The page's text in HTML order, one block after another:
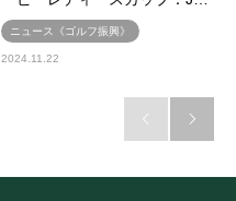
ニュース《ゴルフ振興》
2024.11.22
 